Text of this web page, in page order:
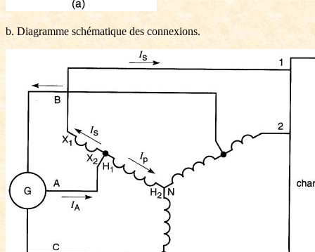
b. Diagramme schématique des connexions.